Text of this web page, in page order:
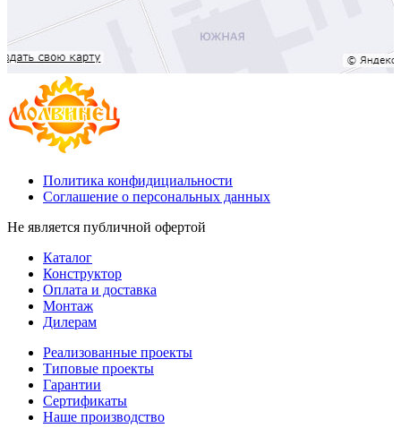
Политика конфидициальности
Соглашение о персональных данных
Не является публичной офертой
Каталог
Конструктор
Оплата и доставка
Монтаж
Дилерам
Реализованные проекты
Типовые проекты
Гарантии
Сертификаты
Наше производство